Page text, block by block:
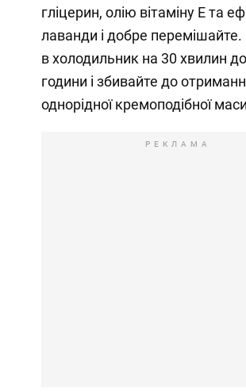
гліцерин, олію вітаміну Е та
лаванди і добре перемішайте.
в холодильник на 30 хвилин до
години і збивайте до
однорідної кремоподібної
РЕКЛАМА